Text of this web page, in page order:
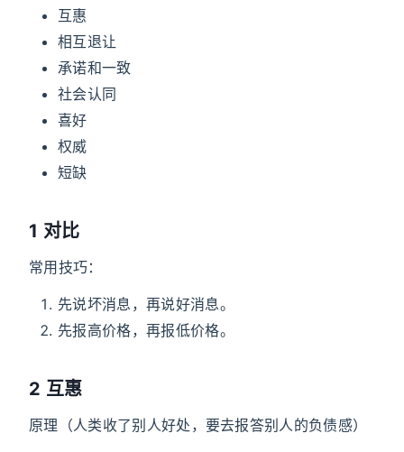
互惠
相互退让
承诺和一致
社会认同
喜好
权威
短缺
1 对比
常用技巧：
先说坏消息，再说好消息。
先报高价格，再报低价格。
2 互惠
原理（人类收了别人好处，要去报答别人的负债感）